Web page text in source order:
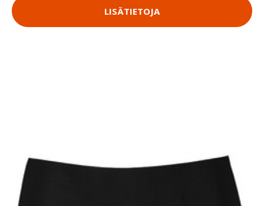
LISÄTIETOJA